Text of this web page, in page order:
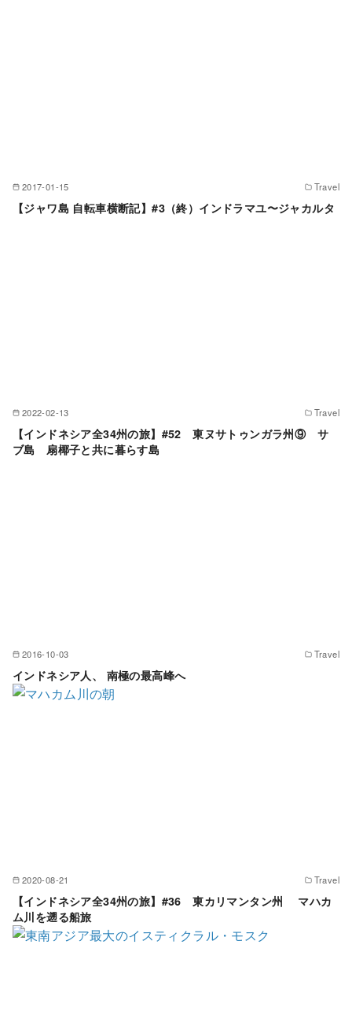
2017-01-15 Travel
【ジャワ島 自転車横断記】#3（終）インドラマユ〜ジャカルタ
2022-02-13 Travel
【インドネシア全34州の旅】#52 東ヌサトゥンガラ州⑨ サ
ブ島 扇椰子と共に暮らす島
2016-10-03 Travel
インドネシア人、 南極の最高峰へ
2020-08-21 Travel
【インドネシア全34州の旅】#36 東カリマンタン州 マハカ
ム川を遡る船旅